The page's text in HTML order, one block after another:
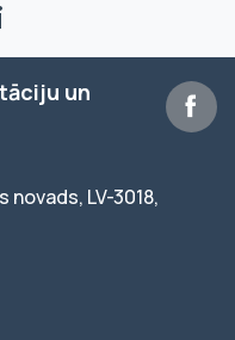
un
novads, LV-3018,